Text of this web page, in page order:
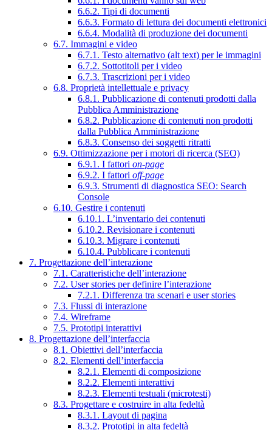
6.6.2. Tipi di documenti
6.6.3. Formato di lettura dei documenti elettronici
6.6.4. Modalità di produzione dei documenti
6.7. Immagini e video
6.7.1. Testo alternativo (alt text) per le immagini
6.7.2. Sottotitoli per i video
6.7.3. Trascrizioni per i video
6.8. Proprietà intellettuale e privacy
6.8.1. Pubblicazione di contenuti prodotti dalla
Pubblica Amministrazione
6.8.2. Pubblicazione di contenuti non prodotti
dalla Pubblica Amministrazione
6.8.3. Consenso dei soggetti ritratti
6.9. Ottimizzazione per i motori di ricerca (SEO)
6.9.1. I fattori on-page
6.9.2. I fattori off-page
6.9.3. Strumenti di diagnostica SEO: Search
Console
6.10. Gestire i contenuti
6.10.1. L’inventario dei contenuti
6.10.2. Revisionare i contenuti
6.10.3. Migrare i contenuti
6.10.4. Pubblicare i contenuti
7. Progettazione dell’interazione
7.1. Caratteristiche dell’interazione
7.2. User stories per definire l’interazione
7.2.1. Differenza tra scenari e user stories
7.3. Flussi di interazione
7.4. Wireframe
7.5. Prototipi interattivi
8. Progettazione dell’interfaccia
8.1. Obiettivi dell’interfaccia
8.2. Elementi dell’interfaccia
8.2.1. Elementi di composizione
8.2.2. Elementi interattivi
8.2.3. Elementi testuali (microtesti)
8.3. Progettare e costruire in alta fedeltà
8.3.1. Layout di pagina
8.3.2. Prototipi in alta fedeltà